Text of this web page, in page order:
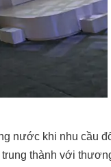
nước khi nhu cầu
thành với